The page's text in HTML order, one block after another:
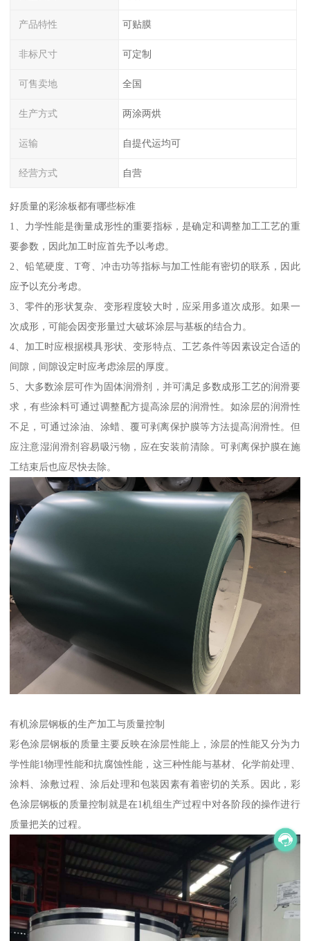
产品特性 可贴膜
非标尺寸 可定制
可售卖地 全国
生产方式 两涂两烘
运输 自提代运均可
经营方式 自营
好质量的彩涂板都有哪些标准
1、力学性能是衡量成形性的重要指标，是确定和调整加工工艺的重
要参数，因此加工时应首先予以考虑。
2、铅笔硬度、T弯、冲击功等指标与加工性能有密切的联系，因此
应予以充分考虑。
3、零件的形状复杂、变形程度较大时，应采用多道次成形。如果一
次成形，可能会因变形量过大破坏涂层与基板的结合力。
4、加工时应根据模具形状、变形特点、工艺条件等因素设定合适的
间隙，间隙设定时应考虑涂层的厚度。
5、大多数涂层可作为固体润滑剂，并可满足多数成形工艺的润滑要
求，有些涂料可通过调整配方提高涂层的润滑性。如涂层的润滑性
不足，可通过涂油、涂蜡、覆可剥离保护膜等方法提高润滑性。但
应注意湿润滑剂容易吸污物，应在安装前清除。可剥离保护膜在施
工结束后也应尽快去除。
有机涂层钢板的生产加工与质量控制
彩色涂层钢板的质量主要反映在涂层性能上，涂层的性能又分为力
学性能1物理性能和抗腐蚀性能，这三种性能与基材、化学前处理、
涂料、涂敷过程、涂后处理和包装因素有着密切的关系。因此，彩
色涂层钢板的质量控制就是在1机组生产过程中对各阶段的操作进行
质量把关的过程。